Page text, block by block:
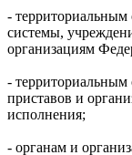
- территориальным
системы,
организациям
-
приставов и
исполнения;
- органам и